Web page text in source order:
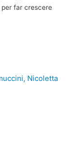
per far crescere
, Nicoletta